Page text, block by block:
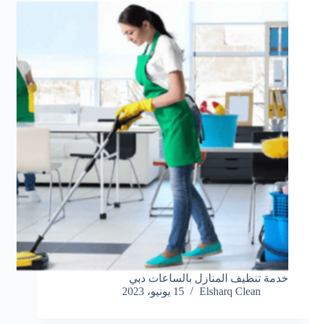
خدمة تنظيف المنازل بالساعات دبي
Elsharq Clean
15 يونيو، 2023